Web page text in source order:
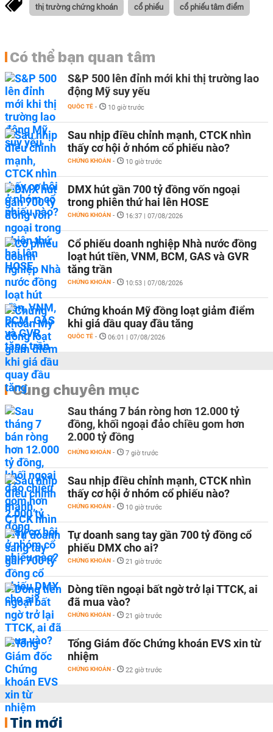
thị trường chứng khoán cổ phiếu cổ phiếu tâm điểm
Có thể bạn quan tâm
S&P 500 lên đỉnh mới khi thị trường lao
động Mỹ suy yếu
QUỐC TẾ - 10 giờ trước
Sau nhịp điều chỉnh mạnh, CTCK nhìn
thấy cơ hội ở nhóm cổ phiếu nào?
CHỨNG KHOÁN - 10 giờ trước
DMX hút gần 700 tỷ đồng vốn ngoại
trong phiên thứ hai lên HOSE
CHỨNG KHOÁN - 16:37 | 07/08/2026
Cổ phiếu doanh nghiệp Nhà nước đồng
loạt hút tiền, VNM, BCM, GAS và GVR
tăng trần
CHỨNG KHOÁN - 10:53 | 07/08/2026
Chứng khoán Mỹ đồng loạt giảm điểm
khi giá dầu quay đầu tăng
QUỐC TẾ - 06:01 | 07/08/2026
Cùng chuyên mục
Sau tháng 7 bán ròng hơn 12.000 tỷ
đồng, khối ngoại đảo chiều gom hơn
2.000 tỷ đồng
CHỨNG KHOÁN - 7 giờ trước
Sau nhịp điều chỉnh mạnh, CTCK nhìn
thấy cơ hội ở nhóm cổ phiếu nào?
CHỨNG KHOÁN - 10 giờ trước
Tự doanh sang tay gần 700 tỷ đồng cổ
phiếu DMX cho ai?
CHỨNG KHOÁN - 21 giờ trước
Dòng tiền ngoại bất ngờ trở lại TTCK, ai
đã mua vào?
CHỨNG KHOÁN - 21 giờ trước
Tổng Giám đốc Chứng khoán EVS xin từ
nhiệm
CHỨNG KHOÁN - 22 giờ trước
Tin mới